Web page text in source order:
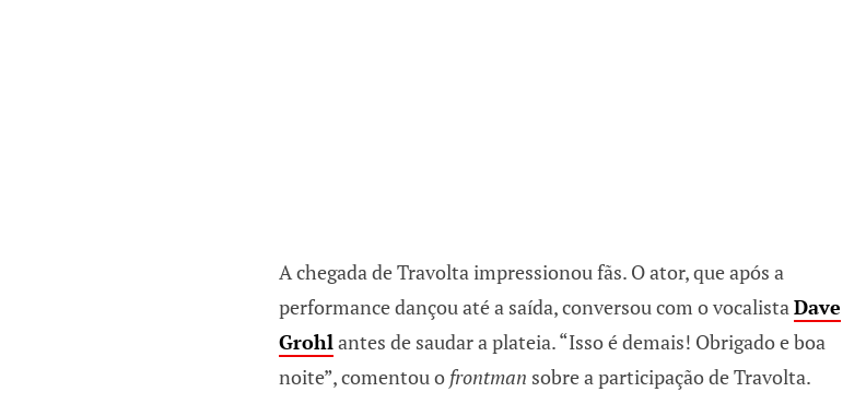
A chegada de Travolta impressionou fãs. O ator, que após a
performance dançou até a saída, conversou com o vocalistaDave
Grohlantes de saudar a plateia. “Isso é demais! Obrigado e boa
noite”, comentou o frontman sobre a participação de Travolta.